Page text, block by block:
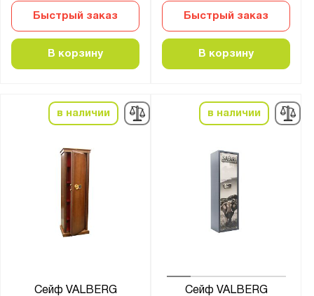
Быстрый заказ
В корзину
Быстрый заказ
В корзину
в наличии
Сейф VALBERG
в наличии
Сейф VALBERG
Кодовый электронный и ключевой
Количество стволов :
Максимальная высота ствола, мм:
Графитовый серый (RAL 7024)